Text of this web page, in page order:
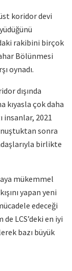
koridor devi
rakibini birçok
Bölünmesi
oynadı.
dışında
kıyasla çok daha
2021
sonra
birlikte
mükemmel
yapan yeni
edeceği
LCS’deki en iyi
bazı büyük